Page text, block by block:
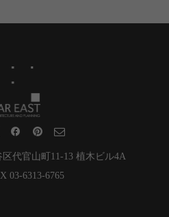
区代官山町11-13 植木ビル4A
03-6313-6765